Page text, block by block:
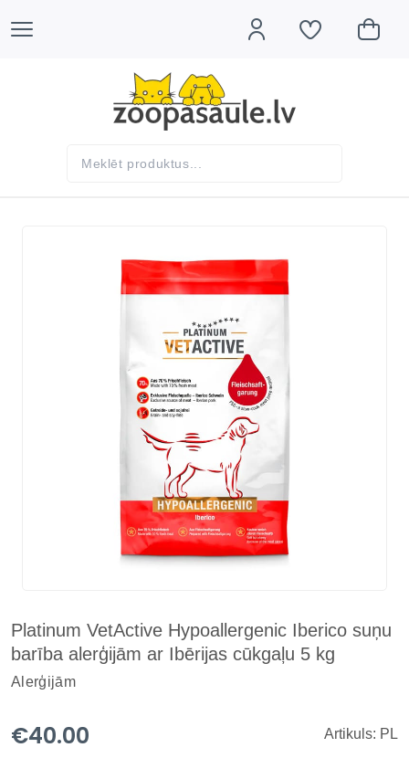
Platinum VetActive Hypoallergenic Iberico suņu
barība alerģijām ar Ibērijas cūkgaļu 5 kg
Alerģijām
€40.00 Artikuls: PL